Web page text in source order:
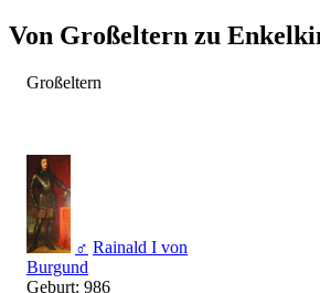
Von Großeltern zu
Großeltern
♂ Rainald I von
Burgund
Geburt: 986